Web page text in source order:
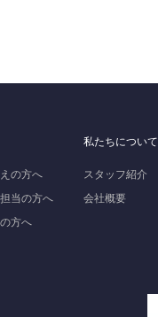
の方へ
当の方へ
方へ
私たちについて
スタッフ紹介
会社概要